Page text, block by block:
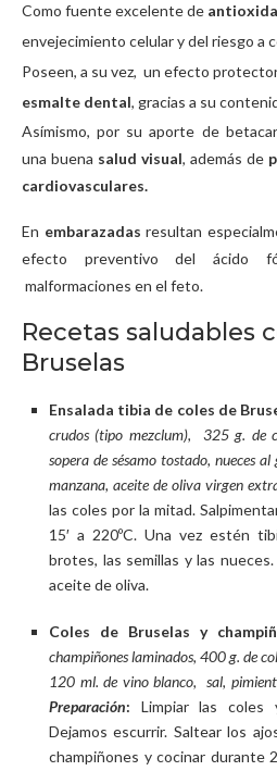
Como fuente excelente de
envejecimiento celular y del riesgo a
Poseen, a su vez, un efecto
esmalte dental, gracias a su
Asímismo, por su aporte de
una buena salud visual, además de
cardiovasculares.
En embarazadas resultan
efecto preventivo del ácido
malformaciones en el feto.
Recetas saludables
Bruselas
Ensalada tibia de coles de
crudos (tipo mezclum), 325 g. de
sopera de sésamo tostado, nueces
manzana, aceite de oliva virgen
las coles por la mitad.
15′ a 220ºC. Una vez estén
brotes, las semillas y las
aceite de oliva.
Coles de Bruselas y
champiñones laminados, 400 g. de
120 ml. de vino blanco, sal,
Preparación: Limpiar las coles
Dejamos escurrir. Saltear los
champiñones y cocinar durante